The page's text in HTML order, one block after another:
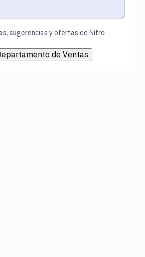
sugerencias y ofertas de Nitro